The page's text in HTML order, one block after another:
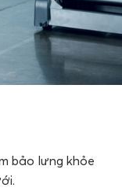
bảo lưng khỏe